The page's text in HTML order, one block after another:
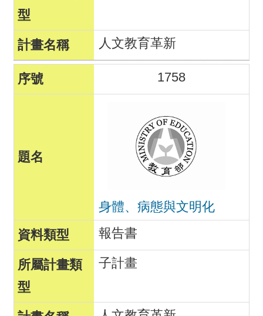
人文教育革新
1758
身體、病態與文明化
報告書
子計畫